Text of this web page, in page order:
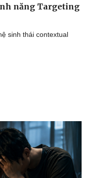
nghệ
năng Targeting
sinh thái contextual